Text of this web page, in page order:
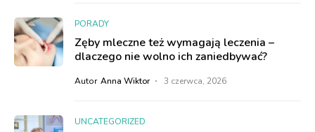
PORADY
Zęby mleczne też wymagają leczenia –
dlaczego nie wolno ich zaniedbywać?
Autor Anna Wiktor 3 czerwca, 2026
UNCATEGORIZED